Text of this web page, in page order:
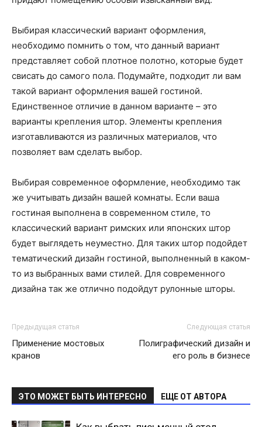
Выбирая классический вариант оформления,
необходимо помнить о том, что данный вариант
представляет собой плотное полотно, которые будет
свисать до самого пола. Подумайте, подходит ли вам
такой вариант оформления вашей гостиной.
Единственное отличие в данном варианте – это
варианты крепления штор. Элементы крепления
изготавливаются из различных материалов, что
позволяет вам сделать выбор.
Выбирая современное оформление, необходимо так
же учитывать дизайн вашей комнаты. Если ваша
гостиная выполнена в современном стиле, то
классический вариант римских или японских штор
будет выглядеть неуместно. Для таких штор подойдет
тематический дизайн гостиной, выполненный в каком-
то из выбранных вами стилей. Для современного
дизайна так же отлично подойдут рулонные шторы.
Предыдущая статья
Применение мостовых
кранов
Следующая статья
Полиграфический дизайн и
его роль в бизнесе
ЭТО МОЖЕТ БЫТЬ ИНТЕРЕСНО ЕЩЕ ОТ АВТОРА